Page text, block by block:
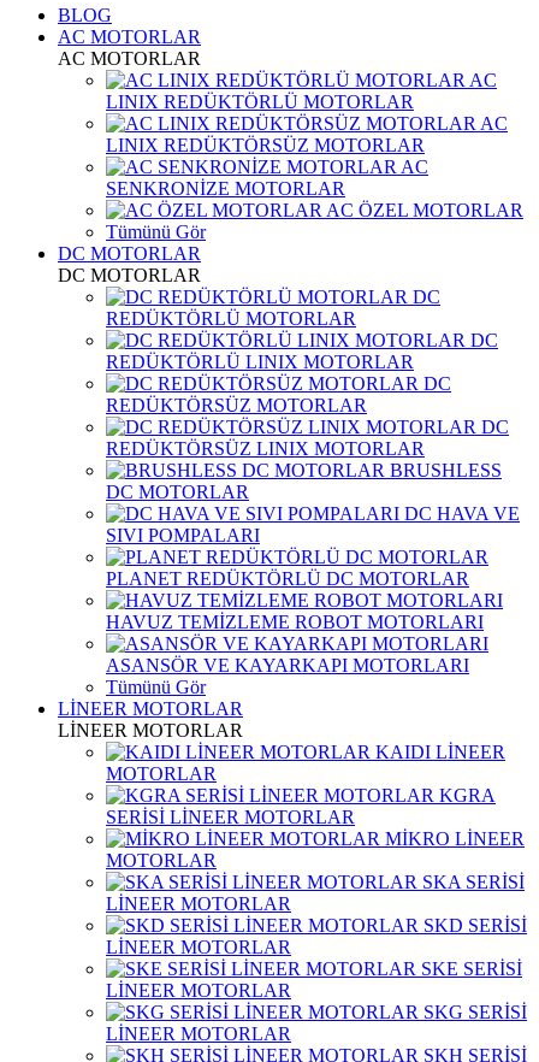
BLOG
AC MOTORLAR
AC MOTORLAR
AC
LINIX REDÜKTÖRLÜ MOTORLAR
AC
LINIX REDÜKTÖRSÜZ MOTORLAR
AC
SENKRONİZE MOTORLAR
AC ÖZEL MOTORLAR
Tümünü Gör
DC MOTORLAR
DC MOTORLAR
DC
REDÜKTÖRLÜ MOTORLAR
DC
REDÜKTÖRLÜ LINIX MOTORLAR
DC
REDÜKTÖRSÜZ MOTORLAR
DC
REDÜKTÖRSÜZ LINIX MOTORLAR
BRUSHLESS
DC MOTORLAR
DC HAVA VE
SIVI POMPALARI
PLANET REDÜKTÖRLÜ DC MOTORLAR
HAVUZ TEMİZLEME ROBOT MOTORLARI
ASANSÖR VE KAYARKAPI MOTORLARI
Tümünü Gör
LİNEER MOTORLAR
LİNEER MOTORLAR
KAIDI LİNEER
MOTORLAR
KGRA
SERİSİ LİNEER MOTORLAR
MİKRO LİNEER
MOTORLAR
SKA SERİSİ
LİNEER MOTORLAR
SKD SERİSİ
LİNEER MOTORLAR
SKE SERİSİ
LİNEER MOTORLAR
SKG SERİSİ
LİNEER MOTORLAR
SKH SERİSİ